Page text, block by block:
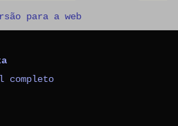
para a web
completo